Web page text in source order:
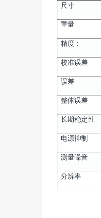
尺寸
重量
精度：
校准误差
误差
整体误差
长期稳定性
电源抑制
测量噪音
分辨率